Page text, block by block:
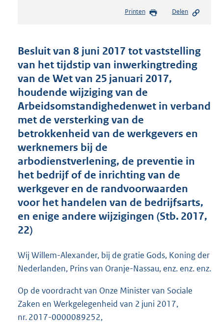
s
d
s
g
o
o
t
e
4
2
K
b
Printen Delen
Besluit van 8 juni 2017 tot vaststelling
van het tijdstip van inwerkingtreding
van de Wet van 25 januari 2017,
houdende wijziging van de
Arbeidsomstandighedenwet in verband
met de versterking van de
betrokkenheid van de werkgevers en
werknemers bij de
arbodienstverlening, de preventie in
het bedrijf of de inrichting van de
werkgever en de randvoorwaarden
voor het handelen van de bedrijfsarts,
en enige andere wijzigingen (Stb. 2017,
22)
Wij Willem-Alexander, bij de gratie Gods, Koning der
Nederlanden, Prins van Oranje-Nassau, enz. enz. enz.
Op de voordracht van Onze Minister van Sociale
Zaken en Werkgelegenheid van 2 juni 2017,
nr. 2017-0000089252,